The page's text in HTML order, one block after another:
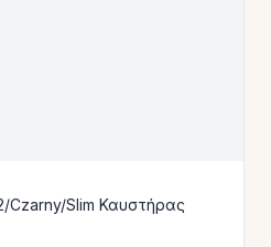
Czarny/Slim Καυστήρας